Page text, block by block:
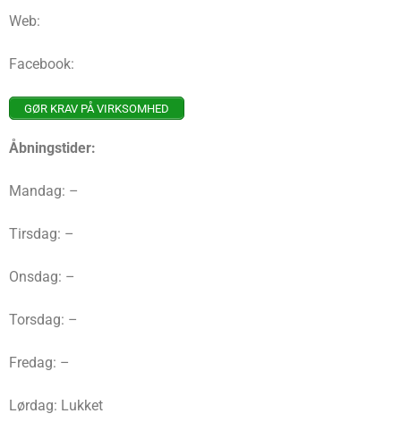
Web:
Facebook:
GØR KRAV PÅ VIRKSOMHED
Åbningstider:
Mandag: –
Tirsdag: –
Onsdag: –
Torsdag: –
Fredag: –
Lørdag: Lukket